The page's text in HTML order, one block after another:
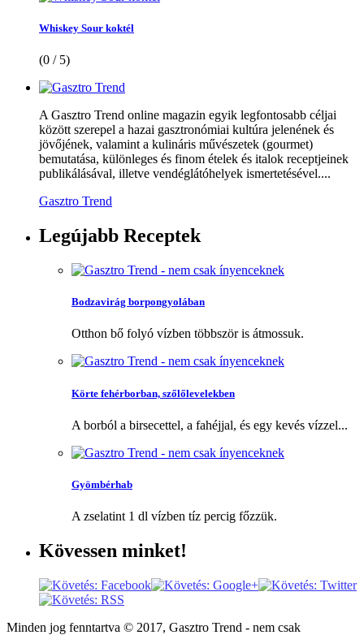
Whiskey Sour koktél
(0 / 5)
A Gasztro Trend online magazin egyik legfontosabb céljai
között szerepel a hazai gasztronómiai kultúra jelenének és
jövőjének, valamint a kulináris művészetek (gourmet)
bemutatása, különleges és finom ételek és italok receptjeinek
publikálásával, illetve vendéglátóhelyek ismertetésével....
Gasztro Trend
Legújabb Receptek
Bodzavirág borpongyolában
Otthon bő folyó vízben többször is átmossuk.
Körte fehérborban, szőlőlevelekben
A borból a birsecettel, a fahéjjal, és egy kevés vízzel...
Gyömbérhab
A zselatint 1 dl vízben tíz percig főzzük.
Kövessen minket!
Minden jog fenntartva © 2017, Gasztro Trend - nem csak